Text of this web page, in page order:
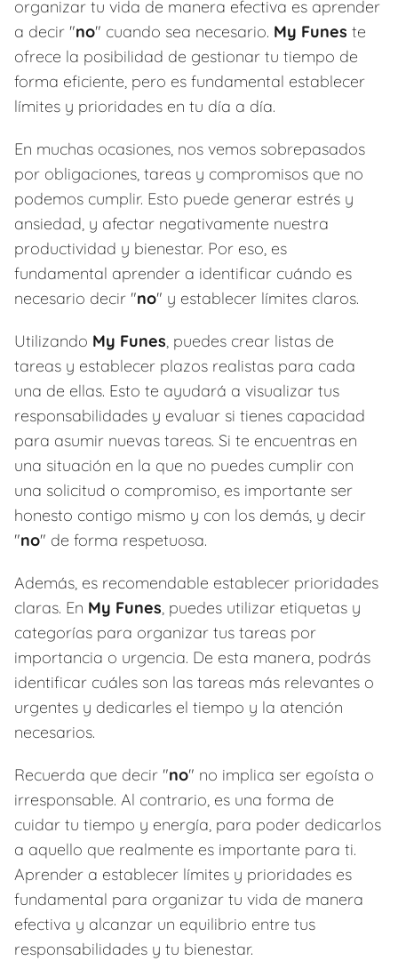
organizar tu vida de manera efectiva es aprender
a decir "no" cuando sea necesario. My Funes te
ofrece la posibilidad de gestionar tu tiempo de
forma eficiente, pero es fundamental establecer
límites y prioridades en tu día a día.
En muchas ocasiones, nos vemos sobrepasados
por obligaciones, tareas y compromisos que no
podemos cumplir. Esto puede generar estrés y
ansiedad, y afectar negativamente nuestra
productividad y bienestar. Por eso, es
fundamental aprender a identificar cuándo es
necesario decir "no" y establecer límites claros.
Utilizando My Funes, puedes crear listas de
tareas y establecer plazos realistas para cada
una de ellas. Esto te ayudará a visualizar tus
responsabilidades y evaluar si tienes capacidad
para asumir nuevas tareas. Si te encuentras en
una situación en la que no puedes cumplir con
una solicitud o compromiso, es importante ser
honesto contigo mismo y con los demás, y decir
"no" de forma respetuosa.
Además, es recomendable establecer prioridades
claras. En My Funes, puedes utilizar etiquetas y
categorías para organizar tus tareas por
importancia o urgencia. De esta manera, podrás
identificar cuáles son las tareas más relevantes o
urgentes y dedicarles el tiempo y la atención
necesarios.
Recuerda que decir "no" no implica ser egoísta o
irresponsable. Al contrario, es una forma de
cuidar tu tiempo y energía, para poder dedicarlos
a aquello que realmente es importante para ti.
Aprender a establecer límites y prioridades es
fundamental para organizar tu vida de manera
efectiva y alcanzar un equilibrio entre tus
responsabilidades y tu bienestar.